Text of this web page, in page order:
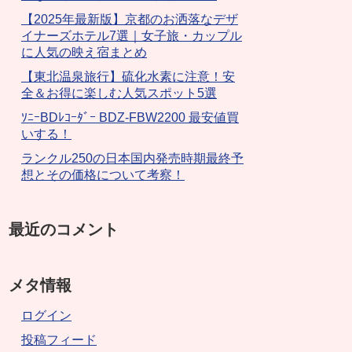
【2025年最新版】京都のお洒落なデザ
イナーズホテル7選｜女子旅・カップル
に人気の映え宿まとめ
【東北温泉旅行】硫化水素に注意！安
全＆お得に楽しむ人気スポット5選
ｿﾆｰBDﾚｺｰﾀﾞｰ BDZ-FBW2200 最安値買
いする！
ランクル250の日本国内発売時期最終予
想とその価格について考察！
最近のコメント
メタ情報
ログイン
投稿フィード